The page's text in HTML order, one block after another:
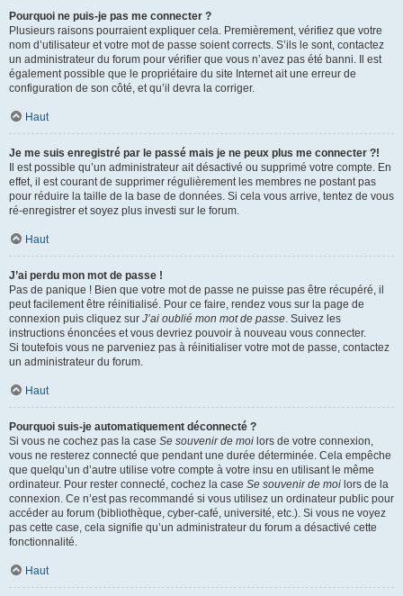
Pourquoi ne puis-je pas me connecter ?
Plusieurs raisons pourraient expliquer cela. Premièrement, vérifiez que votre
nom d’utilisateur et votre mot de passe soient corrects. S’ils le sont, contactez
un administrateur du forum pour vérifier que vous n’avez pas été banni. Il est
également possible que le propriétaire du site Internet ait une erreur de
configuration de son côté, et qu’il devra la corriger.
Haut
Je me suis enregistré par le passé mais je ne peux plus me connecter ?!
Il est possible qu’un administrateur ait désactivé ou supprimé votre compte. En
effet, il est courant de supprimer régulièrement les membres ne postant pas
pour réduire la taille de la base de données. Si cela vous arrive, tentez de vous
ré-enregistrer et soyez plus investi sur le forum.
Haut
J’ai perdu mon mot de passe !
Pas de panique ! Bien que votre mot de passe ne puisse pas être récupéré, il
peut facilement être réinitialisé. Pour ce faire, rendez vous sur la page de
connexion puis cliquez sur J’ai oublié mon mot de passe. Suivez les
instructions énoncées et vous devriez pouvoir à nouveau vous connecter.
Si toutefois vous ne parveniez pas à réinitialiser votre mot de passe, contactez
un administrateur du forum.
Haut
Pourquoi suis-je automatiquement déconnecté ?
Si vous ne cochez pas la case Se souvenir de moi lors de votre connexion,
vous ne resterez connecté que pendant une durée déterminée. Cela empêche
que quelqu’un d’autre utilise votre compte à votre insu en utilisant le même
ordinateur. Pour rester connecté, cochez la case Se souvenir de moi lors de la
connexion. Ce n’est pas recommandé si vous utilisez un ordinateur public pour
accéder au forum (bibliothèque, cyber-café, université, etc.). Si vous ne voyez
pas cette case, cela signifie qu’un administrateur du forum a désactivé cette
fonctionnalité.
Haut